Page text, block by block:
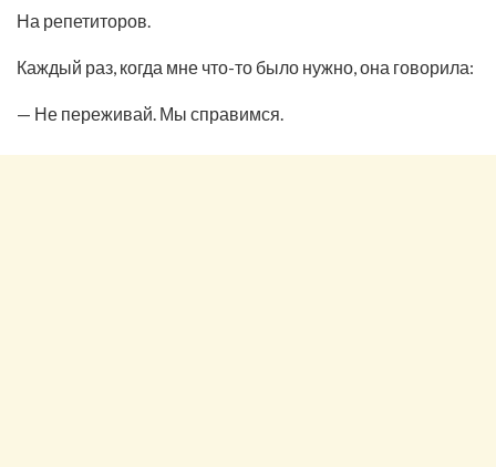
На репетиторов.
Каждый раз, когда мне что-то было нужно, она говорила:
— Не переживай. Мы справимся.